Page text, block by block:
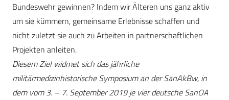
Bundeswehr gewinnen? Indem wir Älteren uns ganz aktiv
um sie kümmern, gemeinsame Erlebnisse schaffen und
nicht zuletzt sie auch zu Arbeiten in partnerschaftlichen
Projekten anleiten.
Diesem Ziel widmet sich das jährliche
militärmedizinhistorische Symposium an der SanAkBw, in
dem vom 3. – 7. September 2019 je vier deutsche SanOA